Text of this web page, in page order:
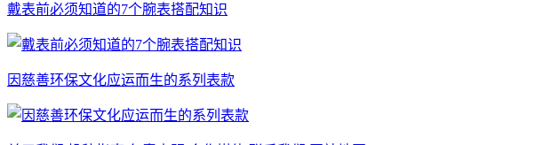
戴表前必须知道的7个腕表搭配知识
因慈善环保文化应运而生的系列表款